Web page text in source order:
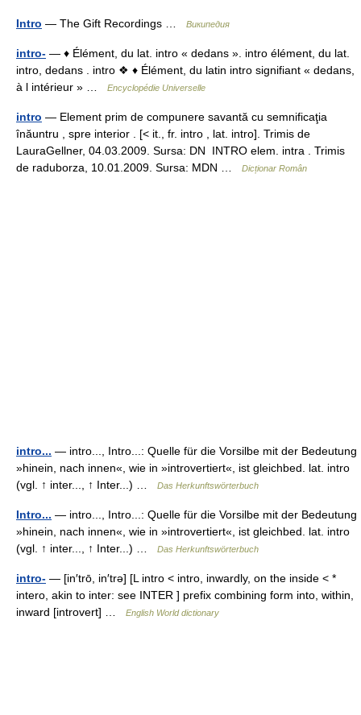
Intro — The Gift Recordings … Википедия
intro- — ♦ Élément, du lat. intro « dedans ». intro élément, du lat.
intro, dedans . intro ❖ ♦ Élément, du latin intro signifiant « dedans,
à l intérieur » …
Encyclopédie Universelle
intro — Element prim de compunere savantă cu semnificaţia
înăuntru , spre interior . [< it., fr. intro , lat. intro]. Trimis de
LauraGellner, 04.03.2009. Sursa: DN INTRO elem. intra . Trimis
de raduborza, 10.01.2009. Sursa: MDN …
Dicționar Român
intro... — intro..., Intro...: Quelle für die Vorsilbe mit der Bedeutung
»hinein, nach innen«, wie in »introvertiert«, ist gleichbed. lat. intro
(vgl. ↑ inter..., ↑ Inter...) …
Das Herkunftswörterbuch
Intro... — intro..., Intro...: Quelle für die Vorsilbe mit der Bedeutung
»hinein, nach innen«, wie in »introvertiert«, ist gleichbed. lat. intro
(vgl. ↑ inter..., ↑ Inter...) …
Das Herkunftswörterbuch
intro- — [in′trō, in′trə] [L intro < intro, inwardly, on the inside < *
intero, akin to inter: see INTER ] prefix combining form into, within,
inward [introvert] …
English World dictionary